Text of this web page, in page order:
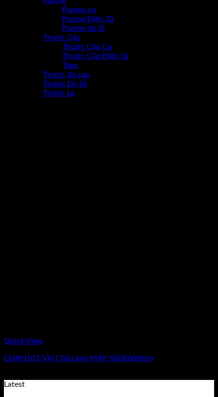
Panme cơ
Panme Điện Tử
Panme đo lỗ
Thước Cặp
Thước Cặp Cơ
Thước Cặp Điện Tử
Tops
Thước đo cao
Thước Đo Lỗ
Thước Lá
Quick View
CHAN103-VN Chân bàn MAP 600X600mm
Latest